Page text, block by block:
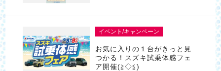
イベント/キャンペーン
お気に入りの１台がきっと見
つかる！スズキ試乗体感フェ
ア開催(≧◇≦)